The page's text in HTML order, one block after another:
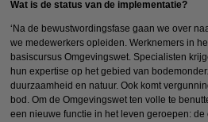
Wat is de status van de implementatie?
‘Na de bewustwordingsfase gaan we over
we medewerkers opleiden. Werknemers in
basiscursus Omgevingswet. Specialisten
hun expertise op het gebied van
duurzaamheid en natuur. Ook komt
bod. Om de Omgevingswet ten volle te
een nieuwe functie in het leven geroepen: